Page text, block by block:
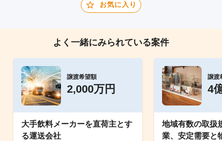
お気に入り
よく一緒にみられている案件
譲渡希望額
2,000万円
大手飲料メーカーを直荷主とす
る運送会社
譲渡
4
地域有数の取扱
業、安定需要と